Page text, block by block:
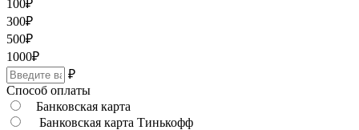
100₽
300₽
500₽
1000₽
₽
Способ оплаты
Банковская карта
Банковская карта Тинькофф